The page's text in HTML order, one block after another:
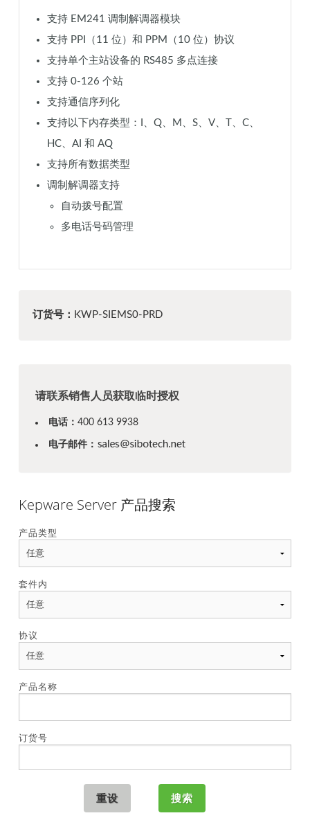
支持 EM241 调制解调器模块
支持 PPI（11 位）和 PPM（10 位）协议
支持单个主站设备的 RS485 多点连接
支持 0-126 个站
支持通信序列化
支持以下内存类型：I、Q、M、S、V、T、C、
HC、AI 和 AQ
支持所有数据类型
调制解调器支持
自动拨号配置
多电话号码管理
订货号： KWP-SIEMS0-PRD
请联系销售人员获取临时授权
电话： 400 613 9938
电子邮件：
Kepware Server 产品搜索
产品类型
套件内
协议
产品名称
订货号